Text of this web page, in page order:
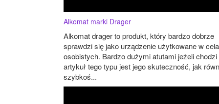
Alkomat marki Drager
Alkomat drager to produkt, który bardzo dobrze
sprawdzi się jako urządzenie użytkowane w
osobistych. Bardzo dużymi atutami jeżeli chodzi
artykuł tego typu jest jego skuteczność, jak
szybkoś...